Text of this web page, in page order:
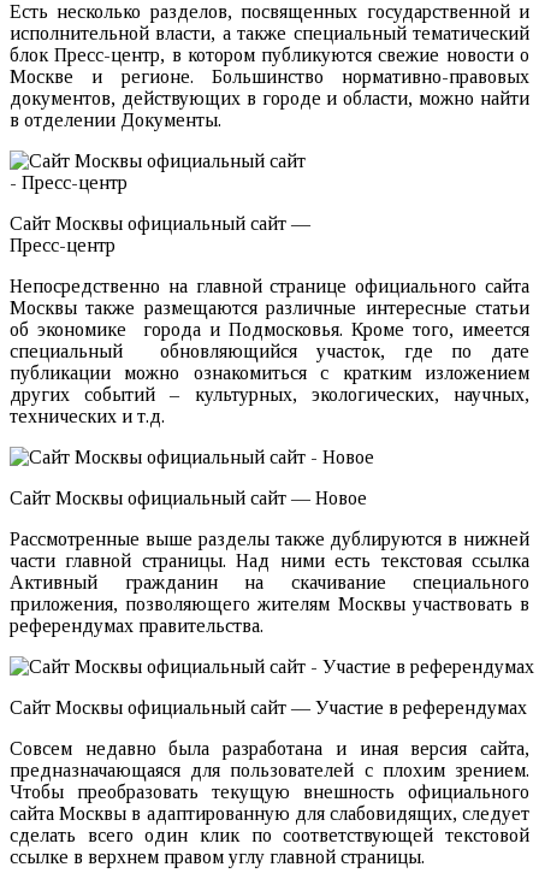
Есть несколько разделов, посвященных государственной и
исполнительной власти, а также специальный тематический
блок Пресс-центр, в котором публикуются свежие новости о
Москве и регионе. Большинство нормативно-правовых
документов, действующих в городе и области, можно найти
в отделении Документы.
Сайт Москвы официальный сайт —
Пресс-центр
Непосредственно на главной странице официального сайта
Москвы также размещаются различные интересные статьи
об экономике города и Подмосковья. Кроме того, имеется
специальный обновляющийся участок, где по дате
публикации можно ознакомиться с кратким изложением
других событий – культурных, экологических, научных,
технических и т.д.
Сайт Москвы официальный сайт — Новое
Рассмотренные выше разделы также дублируются в нижней
части главной страницы. Над ними есть текстовая ссылка
Активный гражданин на скачивание специального
приложения, позволяющего жителям Москвы участвовать в
референдумах правительства.
Сайт Москвы официальный сайт — Участие в референдумах
Совсем недавно была разработана и иная версия сайта,
предназначающаяся для пользователей с плохим зрением.
Чтобы преобразовать текущую внешность официального
сайта Москвы в адаптированную для слабовидящих, следует
сделать всего один клик по соответствующей текстовой
ссылке в верхнем правом углу главной страницы.